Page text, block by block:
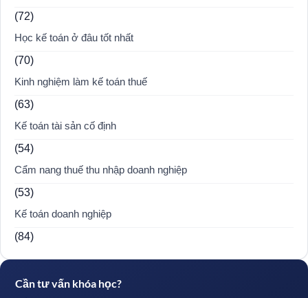
(72)
Học kế toán ở đâu tốt nhất
(70)
Kinh nghiệm làm kế toán thuế
(63)
Kế toán tài sản cố định
(54)
Cẩm nang thuế thu nhập doanh nghiệp
(53)
Kế toán doanh nghiệp
(84)
Cần tư vấn khóa học?